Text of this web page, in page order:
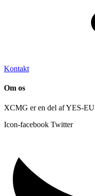
Kontakt
Om os
XCMG er en del af YES-EU
Icon-facebook Twitter